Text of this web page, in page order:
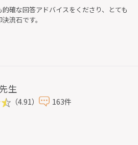
確な回答アドバイスをくださり、とても
流石です。
先生
（4.91） 163件